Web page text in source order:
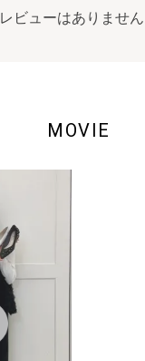
レビューはありません
MOVIE